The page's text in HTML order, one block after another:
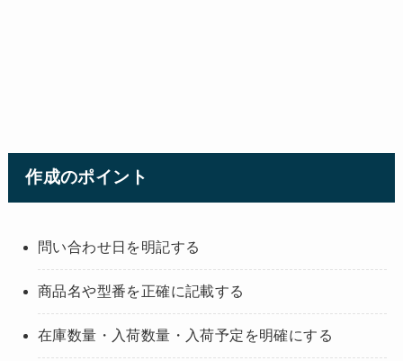
作成のポイント
問い合わせ日を明記する
商品名や型番を正確に記載する
在庫数量・入荷数量・入荷予定を明確にする